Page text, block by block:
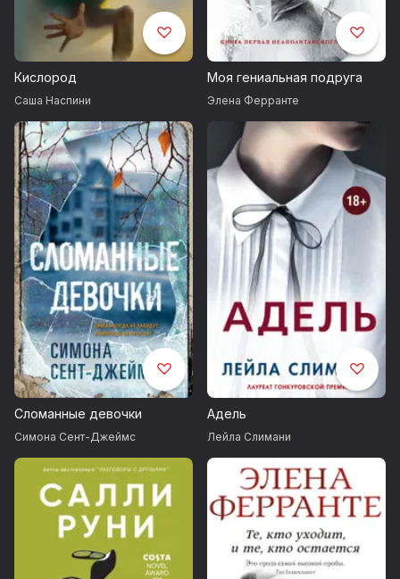
Кислород
Саша Наспини
Моя гениальная подруга
Элена Ферранте
Сломанные девочки
Симона Сент-Джеймс
Адель
Лейла Слимани